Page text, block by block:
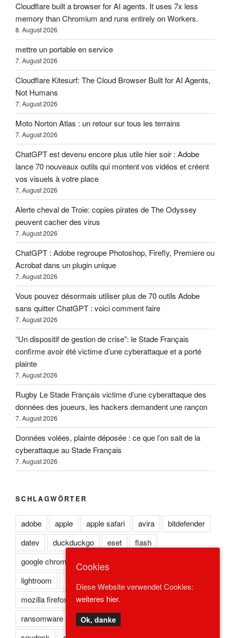
Cloudflare built a browser for AI agents. It uses 7x less
memory than Chromium and runs entirely on Workers.
8. August 2026
mettre un portable en service
7. August 2026
Cloudflare Kitesurf: The Cloud Browser Built for AI Agents,
Not Humans
7. August 2026
Moto Norton Atlas : un retour sur tous les terrains
7. August 2026
ChatGPT est devenu encore plus utile hier soir : Adobe
lance 70 nouveaux outils qui montent vos vidéos et créent
vos visuels à votre place
7. August 2026
Alerte cheval de Troie: copies pirates de The Odyssey
peuvent cacher des virus
7. August 2026
ChatGPT : Adobe regroupe Photoshop, Firefly, Premiere ou
Acrobat dans un plugin unique
7. August 2026
Vous pouvez désormais utiliser plus de 70 outils Adobe
sans quitter ChatGPT : voici comment faire
7. August 2026
“Un dispositif de gestion de crise”: le Stade Français
confirme avoir été victime d’une cyberattaque et a porté
plainte
7. August 2026
Rugby Le Stade Français victime d’une cyberattaque des
données des joueurs, les hackers demandent une rançon
7. August 2026
Données volées, plainte déposée : ce que l’on sait de la
cyberattaque au Stade Français
7. August 2026
SCHLAGWÖRTER
adobe apple apple safari avira
bitdefender
datev
duckduckgo eset
flash
google chrome
kaspersky
lightroom
mozilla firefox
norton opera
ransomware
reader redstone
Cookies
Diese Website verwendet Cookies:
weiteres hier.
Ok, danke